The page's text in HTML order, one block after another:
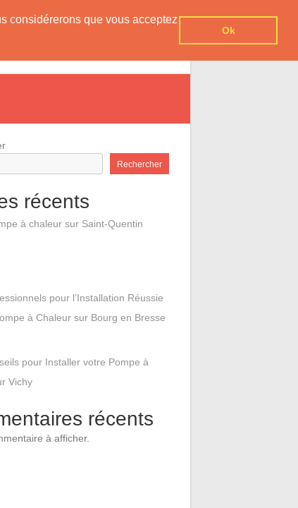
considérerons que vous acceptez
Ok
Rechercher
récents
à chaleur sur Saint-Quentin
pour l’Installation Réussie
à Chaleur sur Bourg en Bresse
pour Installer votre Pompe à
Vichy
récents
à afficher.